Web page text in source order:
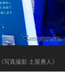
《写真撮影 土屋勇人》